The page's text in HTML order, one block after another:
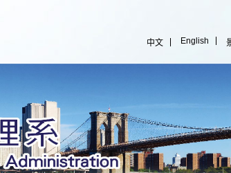
中文 English